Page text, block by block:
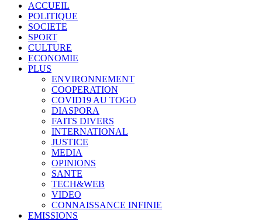
ACCUEIL
POLITIQUE
SOCIETE
SPORT
CULTURE
ECONOMIE
PLUS
ENVIRONNEMENT
COOPERATION
COVID19 AU TOGO
DIASPORA
FAITS DIVERS
INTERNATIONAL
JUSTICE
MEDIA
OPINIONS
SANTE
TECH&WEB
VIDEO
CONNAISSANCE INFINIE
EMISSIONS